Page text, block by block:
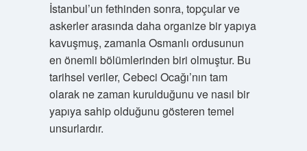
İstanbul’un fethinden sonra, topçular ve
askerler arasında daha organize bir yapıya
kavuşmuş, zamanla Osmanlı ordusunun
en önemli bölümlerinden biri olmuştur. Bu
tarihsel veriler, Cebeci Ocağı’nın tam
olarak ne zaman kurulduğunu ve nasıl bir
yapıya sahip olduğunu gösteren temel
unsurlardır.